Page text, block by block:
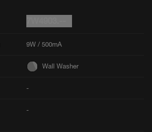
9W / 500mA
Wall Washer
-
-